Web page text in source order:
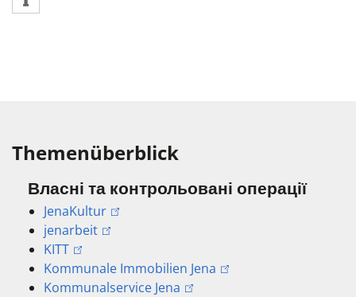
Themenüberblick
Власні та контрольовані операції
JenaKultur
jenarbeit
KITT
Kommunale Immobilien Jena
Kommunalservice Jena